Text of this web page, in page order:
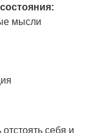
мысли
себя и